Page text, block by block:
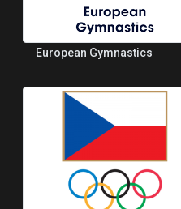
European Gymnastics